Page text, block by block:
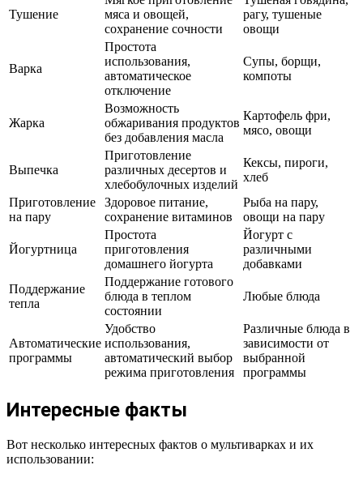
Тушение
мяса и овощей,
сохранение сочности
рагу, тушеные
овощи
Варка
Простота
использования,
автоматическое
отключение
Супы, борщи,
компоты
Жарка
Возможность
обжаривания продуктов
без добавления масла
Картофель фри,
мясо, овощи
Выпечка
Приготовление
различных десертов и
хлебобулочных изделий
Кексы, пироги,
хлеб
Приготовление
на пару
Здоровое питание,
сохранение витаминов
Рыба на пару,
овощи на пару
Йогуртница
Простота
приготовления
домашнего йогурта
Йогурт с
различными
добавками
Поддержание
тепла
Поддержание готового
блюда в теплом
состоянии
Любые блюда
Автоматические
программы
Удобство
использования,
автоматический выбор
режима приготовления
Различные блюда в
зависимости от
выбранной
программы
Интересные факты
Вот несколько интересных фактов о мультиварках и их
использовании: